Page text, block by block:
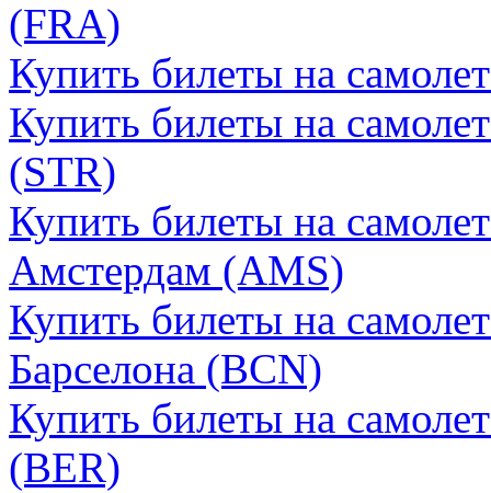
(FRA)
Купить билеты на
Купить билеты на
(STR)
Купить билеты на
Амстердам (AMS)
Купить билеты на
Барселона (BCN)
Купить билеты на
(BER)